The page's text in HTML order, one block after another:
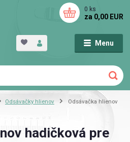
Menu
0 ks
za 0,00 EUR
Odsávačky hlienov
Odsávačka hlienov
hadičková pre